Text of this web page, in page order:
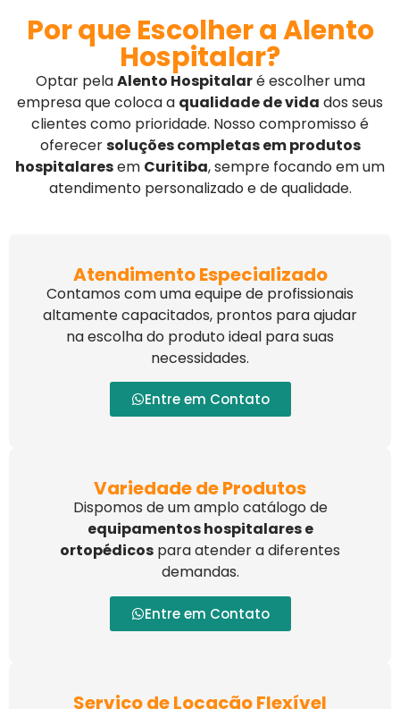
Por que Escolher a Alento
Hospitalar?
Optar pelaAlento Hospitalaré escolher uma
empresa que coloca a qualidade de vida dos seus
clientes como prioridade. Nosso compromisso é
oferecersoluções completas em produtos
hospitalaresem Curitiba, sempre focando em um
atendimento personalizado e de qualidade.
Atendimento Especializado
Contamos com uma equipe de profissionais
altamente capacitados, prontos para ajudar
na escolha do produto ideal para suas
necessidades.
Entre em Contato
Variedade de Produtos
Dispomos de um amplo catálogo de
equipamentos hospitalares e
ortopédicos para atender a diferentes
demandas.
Entre em Contato
Serviço de Locação Flexível